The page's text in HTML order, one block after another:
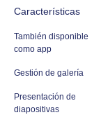
Características
También disponible
como app
Gestión de galería
Presentación de
diapositivas